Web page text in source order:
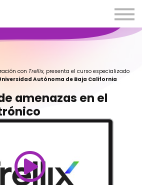
Webinars
sesión
Registrarse
con Trellix, presenta el curso especializado
Autónoma de Baja California
amenazas en el